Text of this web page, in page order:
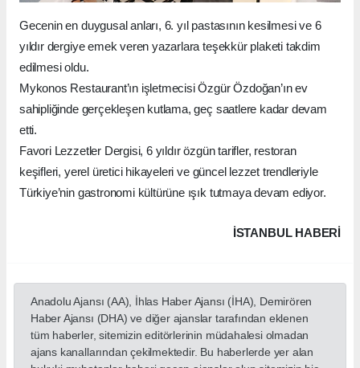
Gecenin en duygusal anları, 6. yıl pastasının kesilmesi ve 6
yıldır dergiye emek veren yazarlara teşekkür plaketi takdim
edilmesi oldu.
Mykonos Restaurant’ın işletmecisi Özgür Özdoğan’ın ev
sahipliğinde gerçekleşen kutlama, geç saatlere kadar devam
etti.
Favori Lezzetler Dergisi, 6 yıldır özgün tarifler, restoran
keşifleri, yerel üretici hikayeleri ve güncel lezzet trendleriyle
Türkiye’nin gastronomi kültürüne ışık tutmaya devam ediyor.
İSTANBUL HABERİ
Anadolu Ajansı (AA), İhlas Haber Ajansı (İHA), Demirören
Haber Ajansı (DHA) ve diğer ajanslar tarafından eklenen
tüm haberler, sitemizin editörlerinin müdahalesi olmadan
ajans kanallarından çekilmektedir. Bu haberlerde yer alan